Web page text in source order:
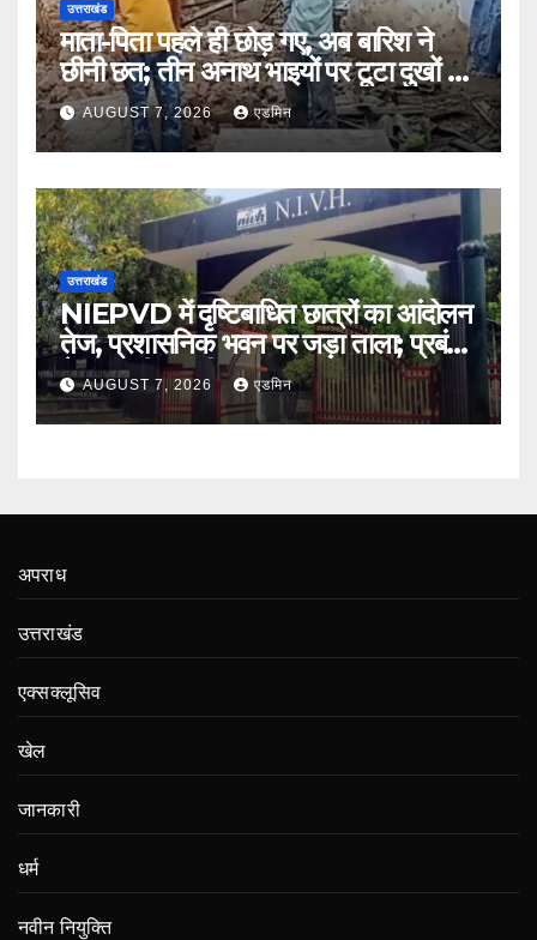
उत्तराखंड
माता-पिता पहले ही छोड़ गए, अब बारिश ने
छीनी छत; तीन अनाथ भाइयों पर टूटा दुखों का
पहाड़AUGUST 7, 2026 एडमिन
उत्तराखंड
NIEPVD में दृष्टिबाधित छात्रों का आंदोलन
तेज, प्रशासनिक भवन पर जड़ा ताला; प्रबंधन
ने शुरू की बातचीत
AUGUST 7, 2026 एडमिन
अपराध
उत्तराखंड
एक्सक्लूसिव
खेल
जानकारी
धर्म
नवीन नियुक्ति